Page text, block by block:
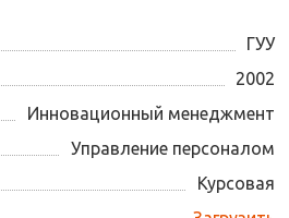
ГУУ
2002
Инновационный менеджмент
Управление персоналом
Курсовая